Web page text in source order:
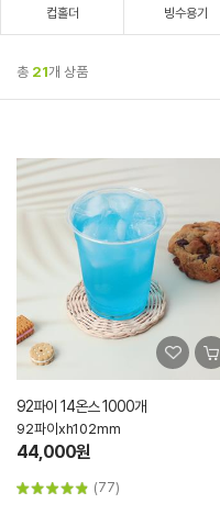
컵홀더 빙수용기
총 21개 상품
92파이 14온스 1000개
92파이xh102mm
44,000원
(77)